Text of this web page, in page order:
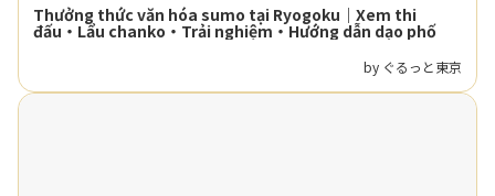
Thưởng thức văn hóa sumo tại Ryogoku｜Xem thi
đấu・Lẩu chanko・Trải nghiệm・Hướng dẫn dạo phố
by ぐるっと東京